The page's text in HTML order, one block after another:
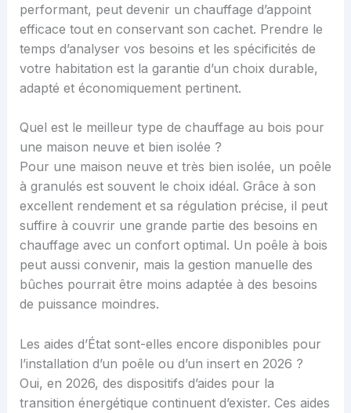
performant, peut devenir un chauffage d’appoint
efficace tout en conservant son cachet. Prendre le
temps d’analyser vos besoins et les spécificités de
votre habitation est la garantie d’un choix durable,
adapté et économiquement pertinent.
Quel est le meilleur type de chauffage au bois pour
une maison neuve et bien isolée ?
Pour une maison neuve et très bien isolée, un poêle
à granulés est souvent le choix idéal. Grâce à son
excellent rendement et sa régulation précise, il peut
suffire à couvrir une grande partie des besoins en
chauffage avec un confort optimal. Un poêle à bois
peut aussi convenir, mais la gestion manuelle des
bûches pourrait être moins adaptée à des besoins
de puissance moindres.
Les aides d’État sont-elles encore disponibles pour
l’installation d’un poêle ou d’un insert en 2026 ?
Oui, en 2026, des dispositifs d’aides pour la
transition énergétique continuent d’exister. Ces aides